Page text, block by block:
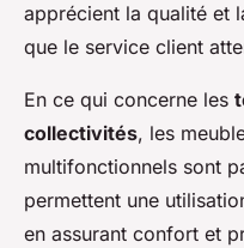
apprécient la qualité et
que le service client
En ce qui concerne les
collectivités, les
multifonctionnels sont
permettent une
en assurant confort et